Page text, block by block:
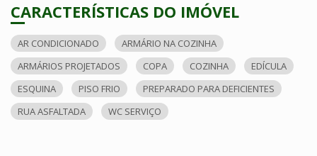
CARACTERÍSTICAS DO IMÓVEL
AR CONDICIONADO
ARMÁRIO NA COZINHA
ARMÁRIOS PROJETADOS
COPA COZINHA
EDÍCULA
ESQUINA
PISO FRIO
PREPARADO PARA DEFICIENTES
RUA ASFALTADA
WC SERVIÇO